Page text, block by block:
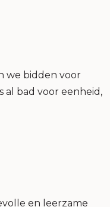
we bidden voor
al bad voor eenheid,
en leerzame